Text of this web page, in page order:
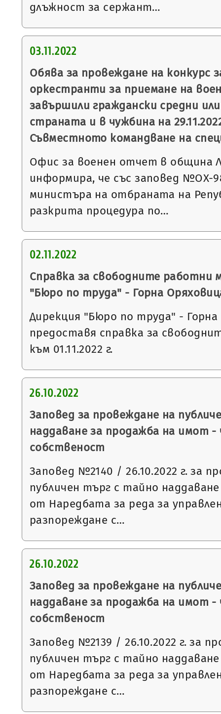
длъжност за сержант…
03.11.2022
Обява за провеждане на конкурс
оркестранти за приемане на
завършили граждански средни
страната и в чужбина на 29.11.2022
Съвместното командване на
Офис за военен отчет в община
информира, че със заповед №ОХ-
министъра на отбраната на
разкрита процедура по…
02.11.2022
Справка за свободните работни
"Бюро по труда" - Горна
Дирекция "Бюро по труда" -
предоставя справка за
към 01.11.2022 г.
26.10.2022
Заповед за провеждане на
наддаване за продажба на имот
собственост
Заповед №2140 / 26.10.2022 г. за
публичен търг с тайно наддаване
от Наредбата за реда за
разпореждане с…
26.10.2022
Заповед за провеждане на
наддаване за продажба на имот
собственост
Заповед №2139 / 26.10.2022 г. за
публичен търг с тайно наддаване
от Наредбата за реда за
разпореждане с…